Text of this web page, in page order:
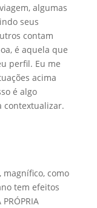
algumas
seus
contam
é aquela que
perfil. Eu me
acima
é algo
contextualizar.
como
tem efeitos